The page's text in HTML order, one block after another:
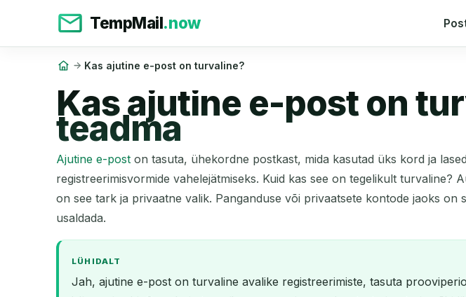
TempMail.now
Kas ajutine e-post on turvaline?
Kas ajutine e-post on
teadma
Ajutine e-post on tasuta, ühekordne postkast, mida kasutad üks kord ja
registreerimisvormide vahelejätmiseks. Kuid kas see on tegelikult
on see tark ja privaatne valik. Panganduse või privaatsete kontode jaoks
usaldada.
LÜHIDALT
Jah, ajutine e-post on turvaline avalike registreerimiste, tasuta